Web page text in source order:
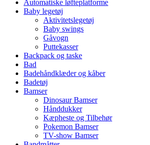
Automatiske løfteplatforme
Baby legetøj
Aktivitetslegetøj
Baby swings
Gåvogn
Puttekasser
Backpack og taske
Bad
Badehåndklæder og kåber
Badetøj
Bamser
Dinosaur Bamser
Hånddukker
Kæpheste og Tilbehør
Pokemon Bamser
TV-show Bamser